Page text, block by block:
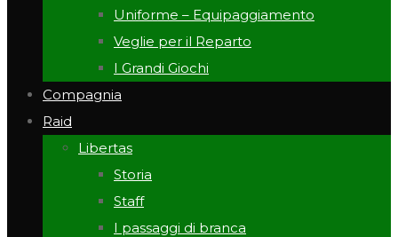
Uniforme – Equipaggiamento
Veglie per il Reparto
I Grandi Giochi
Compagnia
Raid
Libertas
Storia
Staff
I passaggi di branca